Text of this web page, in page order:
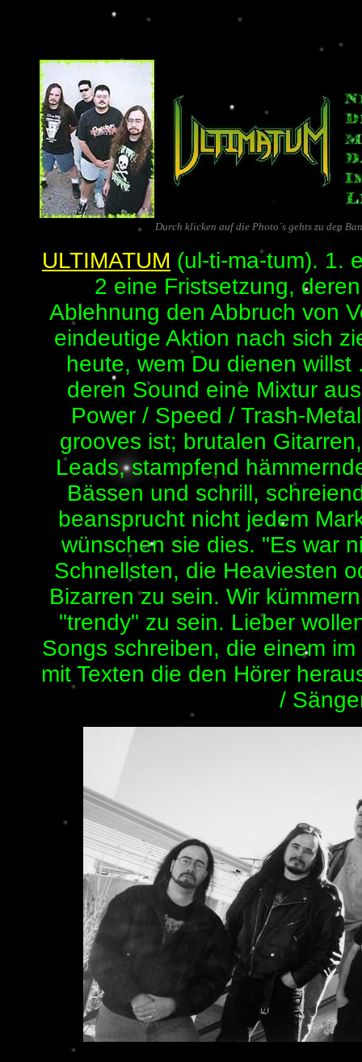
Durch klicken auf die Photo´s gehts zu den
ULTIMATUM (ul-ti-ma-tum). 1.
2 eine Fristsetzung,
Ablehnung den Abbruch von
eindeutige Aktion nach sich
heute, wem Du dienen
deren Sound eine Mixtur
Power / Speed / Trash-
grooves ist; brutalen
Leads, stampfend
Bässen und schrill,
beansprucht nicht jedem
wünschen sie dies. "Es war
Schnellsten, die Heaviesten
Bizarren zu sein. Wir
"trendy" zu sein. Lieber
Songs schreiben, die einem
mit Texten die den Hörer
/